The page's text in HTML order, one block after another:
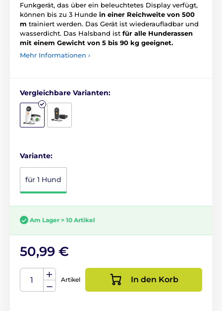
Funkgerät, das über ein beleuchtetes Display verfügt,
können bis zu 3 Hunde in einer Reichweite von 500
m trainiert werden. Das Gerät ist wiederaufladbar und
wasserdicht. Das Halsband ist für alle Hunderassen
mit einem Gewicht von 5 bis 90 kg geeignet.
Mehr Informationen ›
Vergleichbare Varianten:
Variante:
für 1 Hund
Am Lager > 10 Artikel
50,99 €
Artikel In den Korb